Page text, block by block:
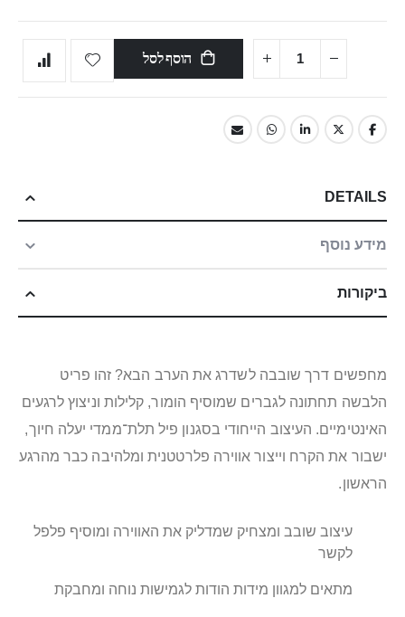
הוסף לסל
DETAILS
מידע נוסף
ביקורות
מחפשים דרך שובבה לשדרג את הערב הבא? זהו פריט
הלבשה תחתונה לגברים שמוסיף הומור, קלילות וניצוץ לרגעים
האינטימיים. העיצוב הייחודי בסגנון פיל תלת־ממדי יעלה חיוך,
ישבור את הקרח וייצור אווירה פלרטטנית ומלהיבה כבר מהרגע
הראשון.
עיצוב שובב ומצחיק שמדליק את האווירה ומוסיף פלפל
לקשר
מתאים למגוון מידות הודות לגמישות נוחה ומחבקת